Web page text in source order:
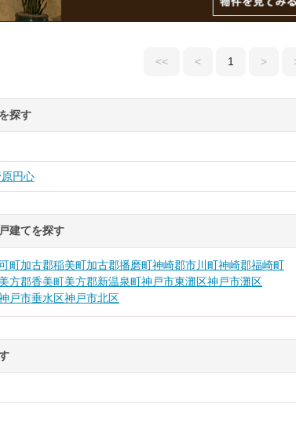
<< < 1 >
探す
円心
建てを探す
町加古郡稲美町加古郡播磨町神崎郡市川町神崎郡福崎町
美方郡香美町美方郡新温泉町神戸市東灘区神戸市灘区
戸市垂水区神戸市北区